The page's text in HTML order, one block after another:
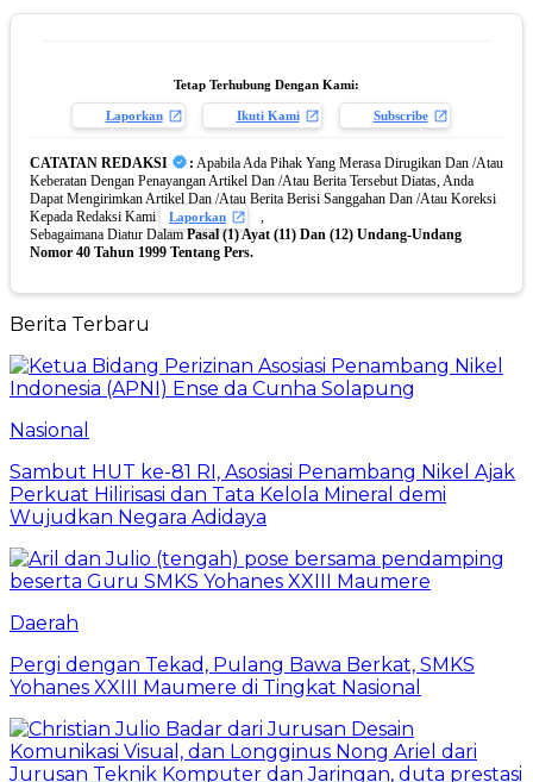
Tetap Terhubung Dengan Kami:
Laporkan Ikuti Kami Subscribe
CATATAN REDAKSI : Apabila Ada Pihak Yang Merasa Dirugikan Dan /Atau
Keberatan Dengan Penayangan Artikel Dan /Atau Berita Tersebut Diatas, Anda
Dapat Mengirimkan Artikel Dan /Atau Berita Berisi Sanggahan Dan /Atau Koreksi
Kepada Redaksi Kami
Laporkan
,
Sebagaimana Diatur DalamPasal (1) Ayat (11) Dan (12) Undang-Undang
Nomor 40 Tahun 1999 Tentang Pers.
Berita Terbaru
Nasional
Sambut HUT ke-81 RI, Asosiasi Penambang Nikel Ajak
Perkuat Hilirisasi dan Tata Kelola Mineral demi
Wujudkan Negara Adidaya
Daerah
Pergi dengan Tekad, Pulang Bawa Berkat, SMKS
Yohanes XXIII Maumere di Tingkat Nasional